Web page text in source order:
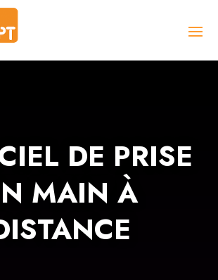
DE PRISE
MAIN À